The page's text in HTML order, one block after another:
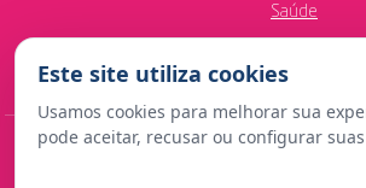
Saúde
Este site utiliza cookies
Usamos cookies para melhorar sua
pode aceitar, recusar ou configurar